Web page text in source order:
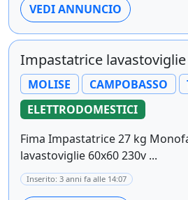
VEDI ANNUNCIO
Impastatrice
MOLISE CAMPOBASSO
ELETTRODOMESTICI
Fima Impastatrice 27 kg
lavastoviglie 60x60 230v ...
Inserito: 3 anni fa alle 14:07